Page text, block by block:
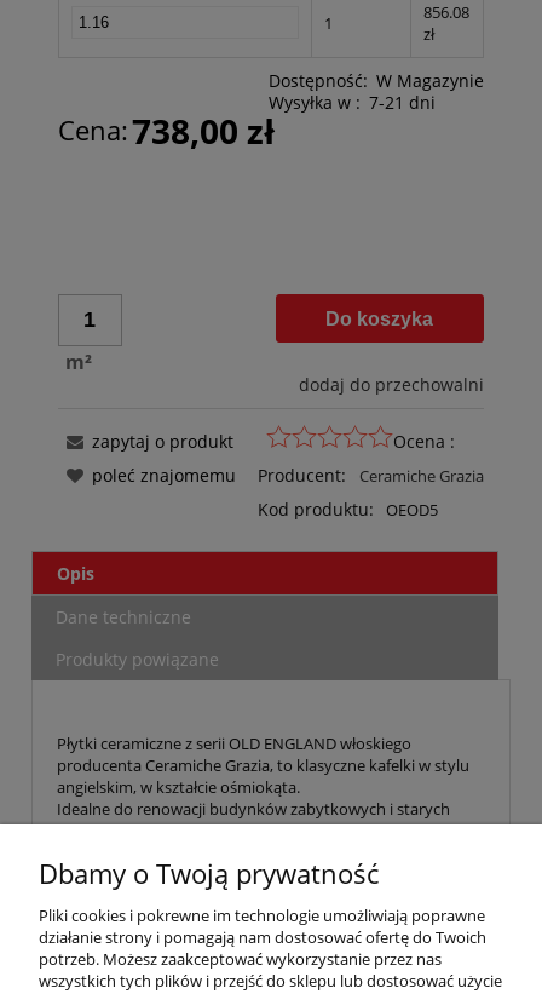
1
856.08
zł
Dostępność: W Magazynie
Wysyłka w : 7-21 dni
Cena:738,00 zł
m²
Do koszyka
dodaj do przechowalni
Ocena :
Producent:
Ceramiche Grazia
Kod produktu: OEOD5
zapytaj o produkt
poleć znajomemu
Opis
Dane techniczne
Produkty powiązane
Płytki ceramiczne z serii OLD ENGLAND włoskiego
producenta Ceramiche Grazia, to klasyczne kafelki w stylu
angielskim, w kształcie ośmiokąta.
Idealne do renowacji budynków zabytkowych i starych
kamienic, do aranżacji stylowych wnętrz, jak również
Gres barwiony w masie.
Zastosowanie: ściana, podłoga, wewnątrz, na zewnątrz.
Pliki do pobrania:
Katalog Old England pdf
Dbamy o Twoją prywatność
Pliki cookies i pokrewne im technologie umożliwiają poprawne
działanie strony i pomagają nam dostosować ofertę do Twoich
potrzeb. Możesz zaakceptować wykorzystanie przez nas
wszystkich tych plików i przejść do sklepu lub dostosować użycie